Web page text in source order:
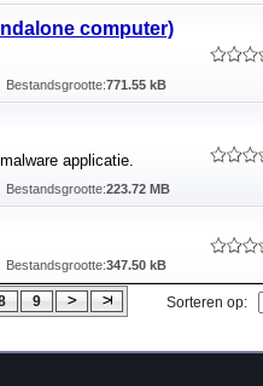
computer)
Bestandsgrootte:771.55 kB
applicatie.
Bestandsgrootte:223.72 MB
Bestandsgrootte:347.50 kB
9 Sorteren op: